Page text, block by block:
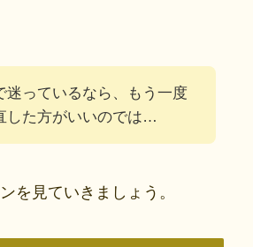
迷っているなら、もう一度
した方がいいのでは…
を見ていきましょう。